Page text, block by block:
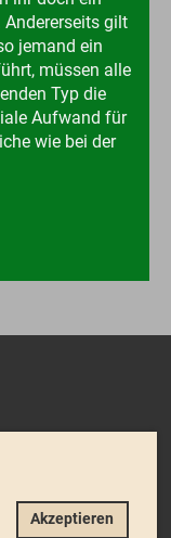
Akzeptieren
gilt
jemand ein
müssen alle
Typ die
Aufwand für
wie bei der